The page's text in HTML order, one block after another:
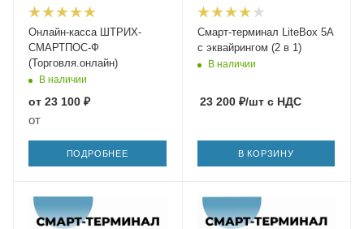
Онлайн-касса ШТРИХ-
СМАРТПОС-Ф
(Торговля.онлайн)
В наличии
от 23 100 ₽
от
ПОДРОБНЕЕ
Смарт-терминал LiteBox 5А
с эквайрингом (2 в 1)
В наличии
23 200₽/штс НДС
В КОРЗИНУ